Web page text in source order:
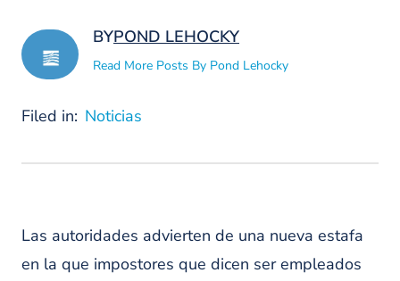
BYPOND LEHOCKY
Read More Posts By Pond Lehocky
Filed in: Noticias
Las autoridades advierten de una nueva estafa
en la que impostores que dicen ser empleados